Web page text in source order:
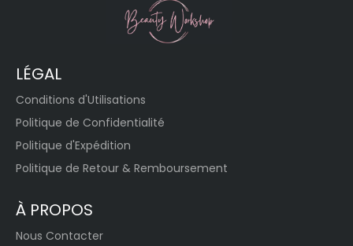
LÉGAL
Conditions d'Utilisations
Politique de Confidentialité
Politique d'Expédition
Politique de Retour & Remboursement
À PROPOS
Nous Contacter